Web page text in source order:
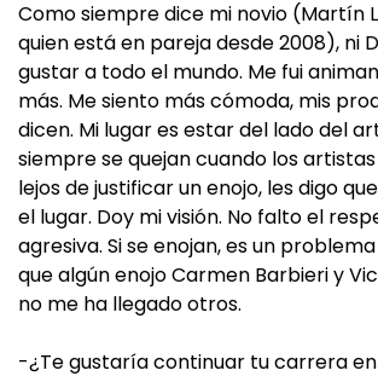
Como siempre dice mi novio (Martín
quien está en pareja desde 2008), ni
gustar a todo el mundo. Me fui
más. Me siento más cómoda, mis
dicen. Mi lugar es estar del lado del
siempre se quejan cuando los
lejos de justificar un enojo, les digo
el lugar. Doy mi visión. No falto el
agresiva. Si se enojan, es un
que algún enojo Carmen Barbieri y
no me ha llegado otros.
-¿Te gustaría continuar tu carrera